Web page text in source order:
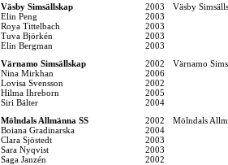
Väsby Simsällskap 2003
Väsby
Elin Peng
2003
Roya Tittelbach
2003
Tuva Björkén
2003
Elin Bergman
2003
Värnamo Simsällskap 2002
Värnamo
Nina Mirkhan
2006
Lovisa Svensson
2002
Hilma Ihreborn
2005
Siri Bälter
2004
Mölndals Allmänna SS 2002
Mölndals
Boiana Gradinarska
2004
Clara Sjöstedt
2003
Sara Nyqvist
2003
Saga Janzén
2002